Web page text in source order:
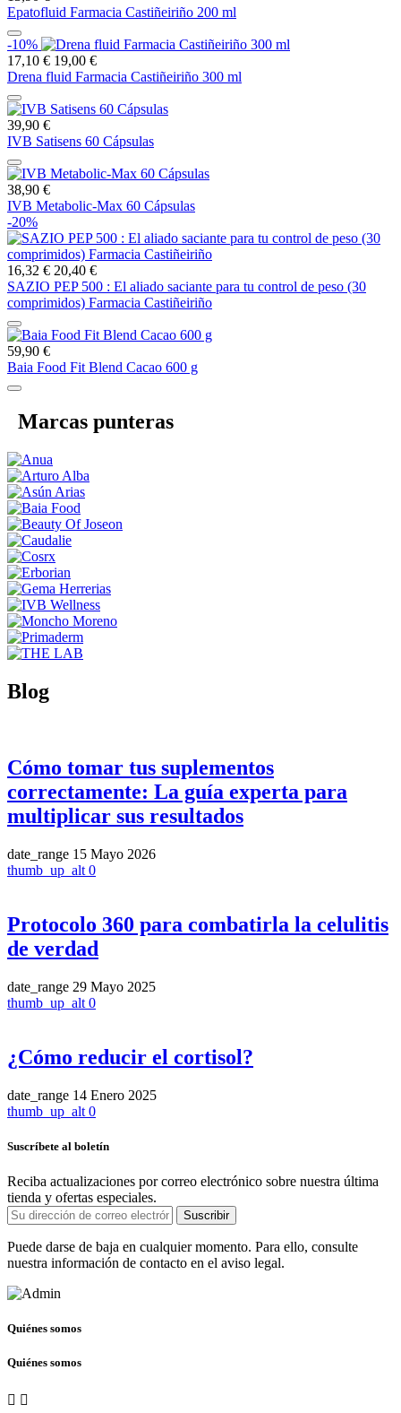
Epatofluid Farmacia Castiñeiriño 200 ml
-10%
17,10 € 19,00 €
Drena fluid Farmacia Castiñeiriño 300 ml
39,90 €
IVB Satisens 60 Cápsulas
38,90 €
IVB Metabolic-Max 60 Cápsulas
-20%
16,32 € 20,40 €
SAZIO PEP 500 : El aliado saciante para tu control de peso (30
comprimidos) Farmacia Castiñeiriño
59,90 €
Baia Food Fit Blend Cacao 600 g
Marcas punteras
Blog
Cómo tomar tus suplementos
correctamente: La guía experta para
multiplicar sus resultados
date_range 15 Mayo 2026
thumb_up_alt 0
Protocolo 360 para combatirla la celulitis
de verdad
date_range 29 Mayo 2025
thumb_up_alt 0
¿Cómo reducir el cortisol?
date_range 14 Enero 2025
thumb_up_alt 0
Suscríbete al boletín
Reciba actualizaciones por correo electrónico sobre nuestra última
tienda y ofertas especiales.
Suscribir
Puede darse de baja en cualquier momento. Para ello, consulte
nuestra información de contacto en el aviso legal.
Quiénes somos
Quiénes somos
 